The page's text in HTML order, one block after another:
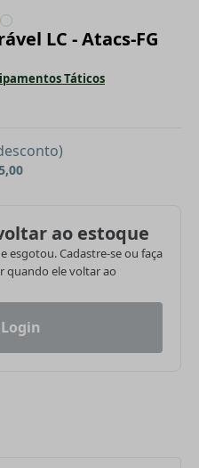
LC - Atacs-FG
Táticos
ao estoque
esgotou. Cadastre-se ou faça
quando ele voltar ao